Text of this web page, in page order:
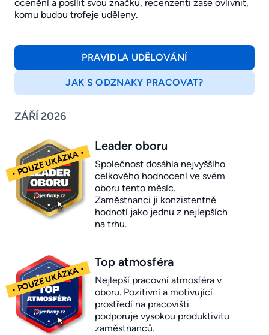
ocenění a posílit svou značku, recenzenti zase ovlivnit,
komu budou trofeje uděleny.
PRAVIDLA UDĚLOVÁNÍ
JAK S ODZNAKY PRACOVAT?
ZÁŘÍ 2026
Leader oboru
Společnost dosáhla nejvyššího
celkového hodnocení ve svém
oboru tento měsíc.
Zaměstnanci ji konzistentně
hodnotí jako jednu z nejlepších
na trhu.
Top atmosféra
Nejlepší pracovní atmosféra v
oboru. Pozitivní a motivující
prostředí na pracovišti
podporuje vysokou produktivitu
zaměstnanců.